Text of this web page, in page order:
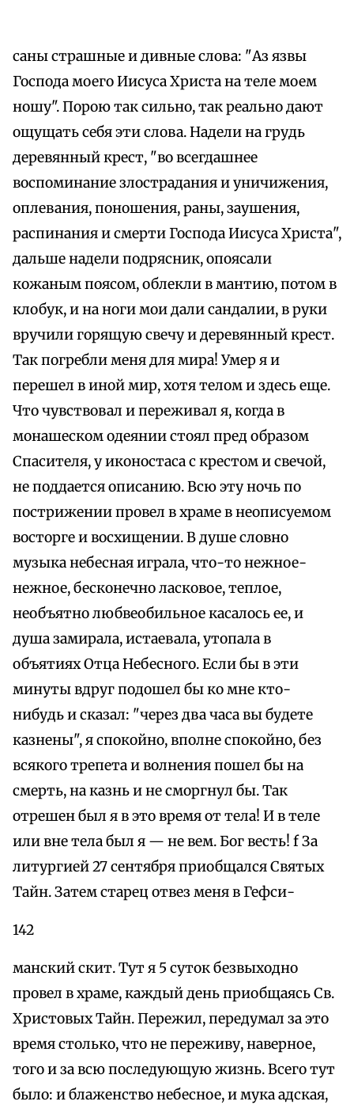
саны страшные и дивные слова: "Аз язвы
Господа моего Иисуса Христа на теле моем
ношу". Порою так сильно, так реально дают
ощущать себя эти слова. Надели на грудь
деревянный крест, "во всегдашнее
воспоминание злострадания и уничижения,
оплевания, поношения, раны, заушения,
распинания и смерти Господа Иисуса Христа",
дальше надели подрясник, опоясали
кожаным поясом, облекли в мантию, потом в
клобук, и на ноги мои дали сандалии, в руки
вручили горящую свечу и деревянный крест.
Так погребли меня для мира! Умер я и
перешел в иной мир, хотя телом и здесь еще.
Что чувствовал и переживал я, когда в
монашеском одеянии стоял пред образом
Спасителя, у иконостаса с крестом и свечой,
не поддается описанию. Всю эту ночь по
пострижении провел в храме в неописуемом
восторге и восхищении. В душе словно
музыка небесная играла, что-то нежное-
нежное, бесконечно ласковое, теплое,
необъятно любвеобильное касалось ее, и
душа замирала, истаевала, утопала в
объятиях Отца Небесного. Если бы в эти
минуты вдруг подошел бы ко мне кто-
нибудь и сказал: "через два часа вы будете
казнены", я спокойно, вполне спокойно, без
всякого трепета и волнения пошел бы на
смерть, на казнь и не сморгнул бы. Так
отрешен был я в это время от тела! И в теле
или вне тела был я — не вем. Бог весть! f За
литургией 27 сентября приобщался Святых
Тайн. Затем старец отвез меня в Гефси-
142
манский скит. Тут я 5 суток безвыходно
провел в храме, каждый день приобщаясь Св.
Христовых Тайн. Пережил, передумал за это
время столько, что не переживу, наверное,
того и за всю последующую жизнь. Всего тут
было: и блаженство небесное, и мука адская,